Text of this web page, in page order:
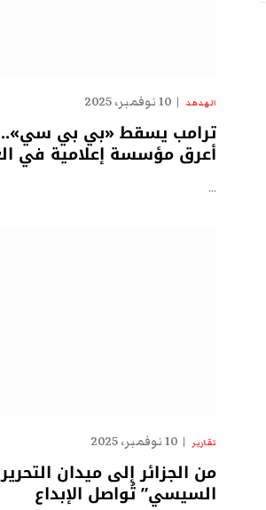
الهدهد 10 نوفمبر، 2025
ترامب يسقط «بي بي سي»..
أعرق مؤسسة إعلامية في
…
تقارير 10 نوفمبر، 2025
من الجزائر إلى ميدان
السيسي” تُواصل الإبداع